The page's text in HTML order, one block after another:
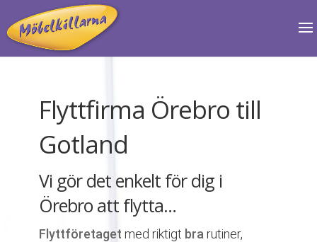
Flyttfirma Örebro till
Gotland
Vi gör det enkelt för dig i
Örebro att flytta…
Flyttföretaget med riktigt bra rutiner,